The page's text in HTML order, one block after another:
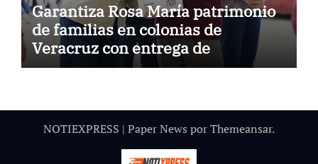
Garantiza Rosa María patrimonio
de familias en colonias de
Veracruz con entrega de
escrituras
NOTIEXPRESS | Paper News porThemeansar.